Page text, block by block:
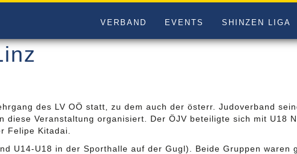
VERBAND EVENTS SHINZEN LIGA
des LV OÖ statt, zu dem auch der österr. Judoverband
diese Veranstaltung organisiert. Der ÖJV beteiligte sich mit U18
Felipe Kitadai.
U14-U18 in der Sporthalle auf der Gugl). Beide Gruppen waren